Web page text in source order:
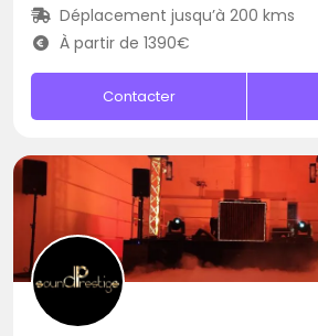
Déplacement jusqu’à 200 kms
À partir de 1390€
Contacter